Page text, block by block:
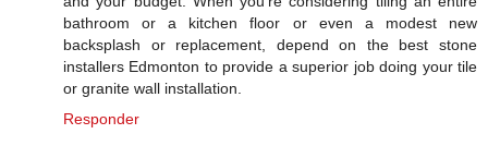
bathroom or a kitchen floor or even a modest new
backsplash or replacement, depend on the best stone
installers Edmonton to provide a superior job doing your tile
or granite wall installation.
Responder